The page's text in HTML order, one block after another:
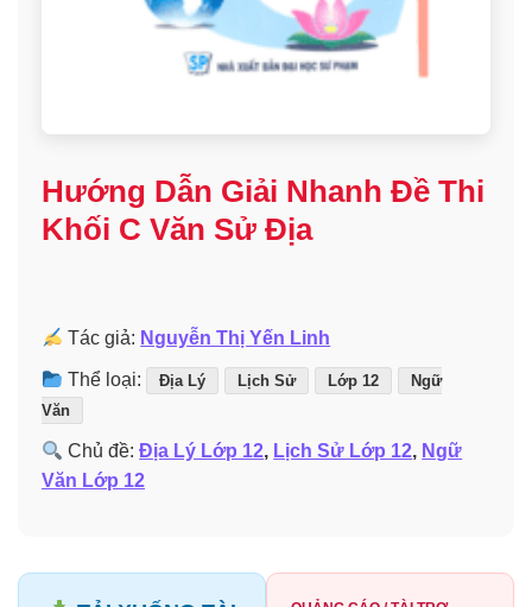
Hướng Dẫn Giải Nhanh Đề Thi
Khối C Văn Sử Địa
Tác giả: Nguyễn Thị Yến Linh
Thể loại: Địa Lý Lịch Sử Lớp 12
Ngữ
Văn
Chủ đề:Địa Lý Lớp 12, Lịch Sử Lớp 12, Ngữ
Văn Lớp 12